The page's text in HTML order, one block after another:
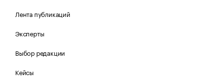
Лента публикаций
Эксперты
Выбор редакции
Кейсы